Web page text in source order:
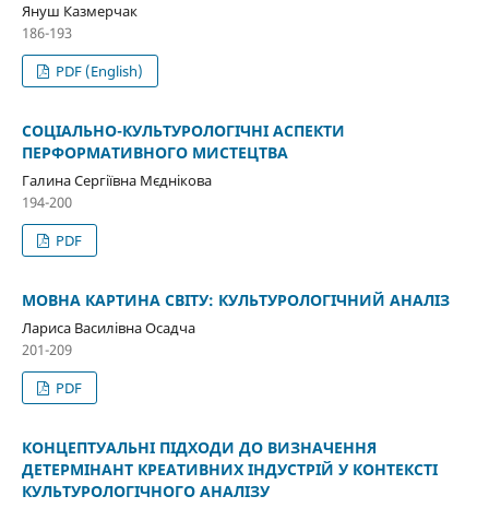
Януш Казмерчак
186-193
PDF (English)
СОЦІАЛЬНО-КУЛЬТУРОЛОГІЧНІ АСПЕКТИ
ПЕРФОРМАТИВНОГО МИСТЕЦТВА
Галина Сергіївна Мєднікова
194-200
PDF
МОВНА КАРТИНА СВІТУ: КУЛЬТУРОЛОГІЧНИЙ АНАЛІЗ
Лариса Василівна Осадча
201-209
PDF
КОНЦЕПТУАЛЬНІ ПІДХОДИ ДО ВИЗНАЧЕННЯ
ДЕТЕРМІНАНТ КРЕАТИВНИХ ІНДУСТРІЙ У КОНТЕКСТІ
КУЛЬТУРОЛОГІЧНОГО АНАЛІЗУ